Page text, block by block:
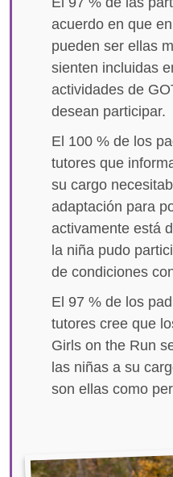
acuerdo en que
pueden ser ellas
sienten incluidas
actividades de
desean participar.
El 100 % de los
tutores que
su cargo
adaptación para
activamente está
la niña pudo
de condiciones
El 97 % de los
tutores cree que
Girls on the Run
las niñas a su
son ellas como